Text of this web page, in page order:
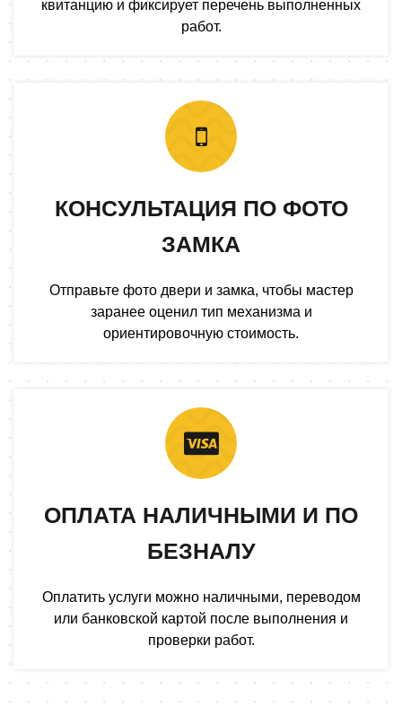
квитанцию и фиксирует перечень выполненных
работ.
КОНСУЛЬТАЦИЯ ПО ФОТО
ЗАМКА
Отправьте фото двери и замка, чтобы мастер
заранее оценил тип механизма и
ориентировочную стоимость.
ОПЛАТА НАЛИЧНЫМИ И ПО
БЕЗНАЛУ
Оплатить услуги можно наличными, переводом
или банковской картой после выполнения и
проверки работ.